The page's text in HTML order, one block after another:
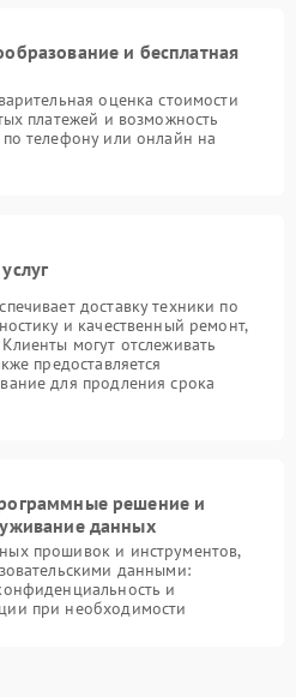
и бесплатная
оценка стоимости
платежей и возможность
телефону или онлайн на
доставку техники по
и качественный ремонт,
могут отслеживать
предоставляется
для продления срока
решение и
данных
прошивок и инструментов,
данными:
и
при необходимости